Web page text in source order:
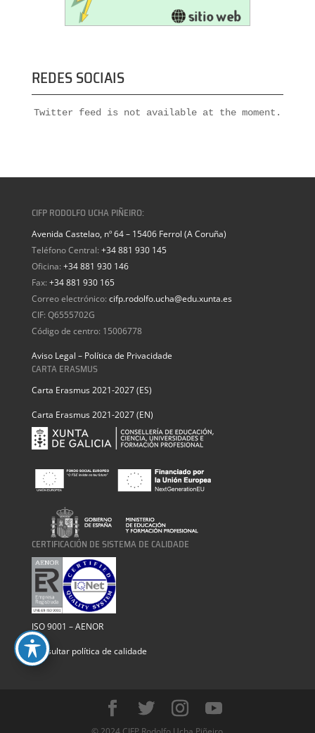
REDES SOCIAIS
Twitter feed is not available at the moment.
CIFP RODOLFO UCHA PIÑEIRO:
Avenida Castelao, nº 64 – 15406 Ferrol (A Coruña)
Teléfono Central: +34 881 930 145
Oficina: +34 881 930 146
Fax: +34 881 930 165
Correo electrónico: cifp.rodolfo.ucha@edu.xunta.es
CIF: Q6555702G
Código de centro: 15006778
Aviso Legal – Política de Privacidade
CARTA ERASMUS
Carta Erasmus 2021-2027 (ES)
Carta Erasmus 2021-2027 (EN)
CERTIFICACIÓN DE SISTEMA DE CALIDADE
ISO 9001 – AENOR
Consultar política de calidade